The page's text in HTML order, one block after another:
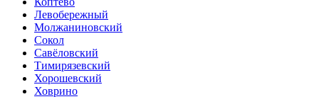
Левобережный
Молжаниновский
Сокол
Савёловский
Тимирязевский
Хорошевский
Ховрино